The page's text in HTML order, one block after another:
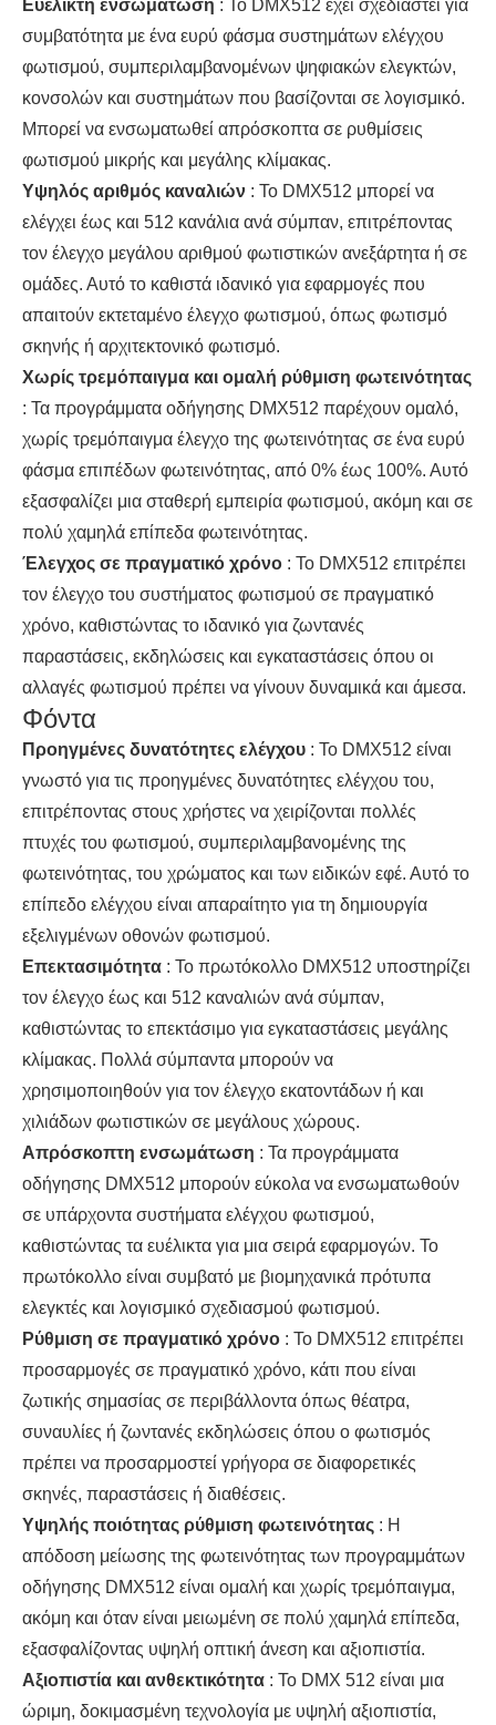
Ευέλικτη ενσωμάτωση : Το DMX512 έχει σχεδιαστεί για
συμβατότητα με ένα ευρύ φάσμα συστημάτων ελέγχου
φωτισμού, συμπεριλαμβανομένων ψηφιακών ελεγκτών,
κονσολών και συστημάτων που βασίζονται σε λογισμικό.
Μπορεί να ενσωματωθεί απρόσκοπτα σε ρυθμίσεις
φωτισμού μικρής και μεγάλης κλίμακας.
Υψηλός αριθμός καναλιών : Το DMX512 μπορεί να
ελέγχει έως και 512 κανάλια ανά σύμπαν, επιτρέποντας
τον έλεγχο μεγάλου αριθμού φωτιστικών ανεξάρτητα ή σε
ομάδες. Αυτό το καθιστά ιδανικό για εφαρμογές που
απαιτούν εκτεταμένο έλεγχο φωτισμού, όπως φωτισμό
σκηνής ή αρχιτεκτονικό φωτισμό.
Χωρίς τρεμόπαιγμα και ομαλή ρύθμιση φωτεινότητας
: Τα προγράμματα οδήγησης DMX512 παρέχουν ομαλό,
χωρίς τρεμόπαιγμα έλεγχο της φωτεινότητας σε ένα ευρύ
φάσμα επιπέδων φωτεινότητας, από 0% έως 100%. Αυτό
εξασφαλίζει μια σταθερή εμπειρία φωτισμού, ακόμη και σε
πολύ χαμηλά επίπεδα φωτεινότητας.
Έλεγχος σε πραγματικό χρόνο : Το DMX512 επιτρέπει
τον έλεγχο του συστήματος φωτισμού σε πραγματικό
χρόνο, καθιστώντας το ιδανικό για ζωντανές
παραστάσεις, εκδηλώσεις και εγκαταστάσεις όπου οι
αλλαγές φωτισμού πρέπει να γίνουν δυναμικά και άμεσα.
Φόντα
Προηγμένες δυνατότητες ελέγχου : Το DMX512 είναι
γνωστό για τις προηγμένες δυνατότητες ελέγχου του,
επιτρέποντας στους χρήστες να χειρίζονται πολλές
πτυχές του φωτισμού, συμπεριλαμβανομένης της
φωτεινότητας, του χρώματος και των ειδικών εφέ. Αυτό το
επίπεδο ελέγχου είναι απαραίτητο για τη δημιουργία
εξελιγμένων οθονών φωτισμού.
Επεκτασιμότητα : Το πρωτόκολλο DMX512 υποστηρίζει
τον έλεγχο έως και 512 καναλιών ανά σύμπαν,
καθιστώντας το επεκτάσιμο για εγκαταστάσεις μεγάλης
κλίμακας. Πολλά σύμπαντα μπορούν να
χρησιμοποιηθούν για τον έλεγχο εκατοντάδων ή και
χιλιάδων φωτιστικών σε μεγάλους χώρους.
Απρόσκοπτη ενσωμάτωση : Τα προγράμματα
οδήγησης DMX512 μπορούν εύκολα να ενσωματωθούν
σε υπάρχοντα συστήματα ελέγχου φωτισμού,
καθιστώντας τα ευέλικτα για μια σειρά εφαρμογών. Το
πρωτόκολλο είναι συμβατό με βιομηχανικά πρότυπα
ελεγκτές και λογισμικό σχεδιασμού φωτισμού.
Ρύθμιση σε πραγματικό χρόνο : Το DMX512 επιτρέπει
προσαρμογές σε πραγματικό χρόνο, κάτι που είναι
ζωτικής σημασίας σε περιβάλλοντα όπως θέατρα,
συναυλίες ή ζωντανές εκδηλώσεις όπου ο φωτισμός
πρέπει να προσαρμοστεί γρήγορα σε διαφορετικές
σκηνές, παραστάσεις ή διαθέσεις.
Υψηλής ποιότητας ρύθμιση φωτεινότητας : Η
απόδοση μείωσης της φωτεινότητας των προγραμμάτων
οδήγησης DMX512 είναι ομαλή και χωρίς τρεμόπαιγμα,
ακόμη και όταν είναι μειωμένη σε πολύ χαμηλά επίπεδα,
εξασφαλίζοντας υψηλή οπτική άνεση και αξιοπιστία.
Αξιοπιστία και ανθεκτικότητα : Το DMX 512 είναι μια
ώριμη, δοκιμασμένη τεχνολογία με υψηλή αξιοπιστία,